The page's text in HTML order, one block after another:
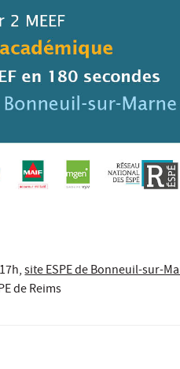
site ESPE de Bonneuil-sur-
de Reims